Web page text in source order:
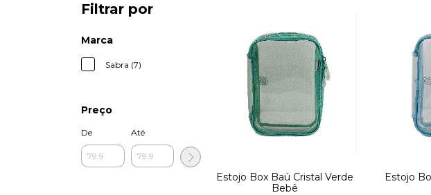
Filtrar por
Marca
Sabra (7)
Preço
De Até
Estojo Box Baú Cristal Verde
Bebê
Estojo